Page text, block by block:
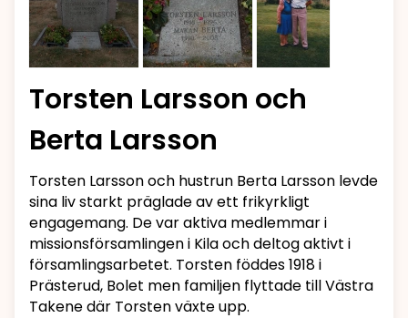
Torsten Larsson och
Berta Larsson
Torsten Larsson och hustrun Berta Larsson levde
sina liv starkt präglade av ett frikyrkligt
engagemang. De var aktiva medlemmar i
missionsförsamlingen i Kila och deltog aktivt i
församlingsarbetet. Torsten föddes 1918 i
Prästerud, Bolet men familjen flyttade till Västra
Takene där Torsten växte upp.